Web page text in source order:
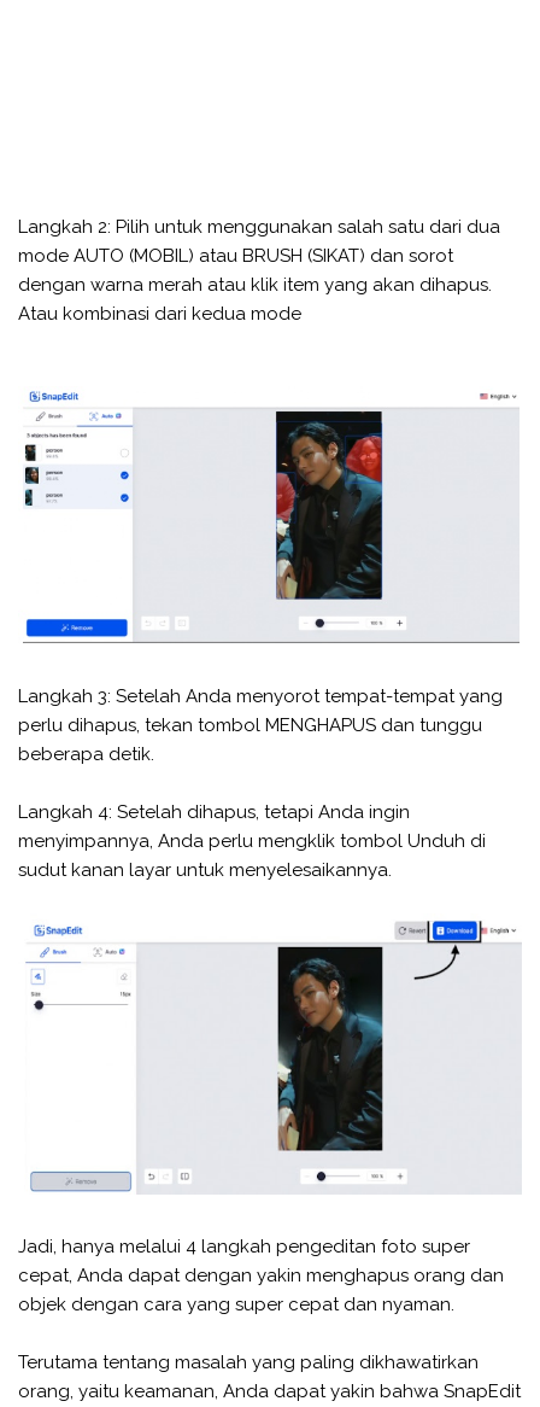
Langkah 2: Pilih untuk menggunakan salah satu dari dua
mode AUTO (MOBIL) atau BRUSH (SIKAT) dan sorot
dengan warna merah atau klik item yang akan dihapus.
Atau kombinasi dari kedua mode
Langkah 3: Setelah Anda menyorot tempat-tempat yang
perlu dihapus, tekan tombol MENGHAPUS dan tunggu
beberapa detik.
Langkah 4: Setelah dihapus, tetapi Anda ingin
menyimpannya, Anda perlu mengklik tombol Unduh di
sudut kanan layar untuk menyelesaikannya.
Jadi, hanya melalui 4 langkah pengeditan foto super
cepat, Anda dapat dengan yakin menghapus orang dan
objek dengan cara yang super cepat dan nyaman.
Terutama tentang masalah yang paling dikhawatirkan
orang, yaitu keamanan, Anda dapat yakin bahwa SnapEdit